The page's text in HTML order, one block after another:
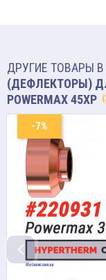
ДРУГИЕ ТОВАРЫ В
(ДЕФЛЕКТОРЫ)
POWERMAX 45XP
-7%